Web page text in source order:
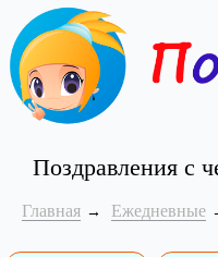
Поздравления с
Главная Ежедневные